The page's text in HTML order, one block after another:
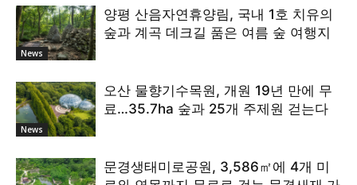
News
양평 산음자연휴양림, 국내 1호 치유의
숲과 계곡 데크길 품은 여름 숲 여행지
News
오산 물향기수목원, 개원 19년 만에 무
료…35.7ha 숲과 25개 주제원 걷는다
문경생태미로공원, 3,586㎡에 4개 미